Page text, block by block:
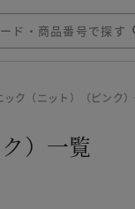
ック（ニット）（ピンク
）一覧